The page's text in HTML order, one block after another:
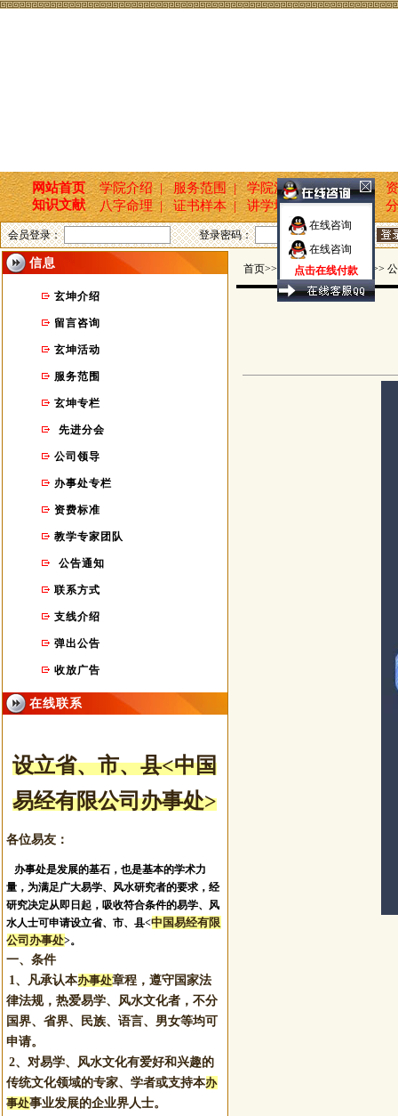
在线咨询
在线咨询
点击在线付款
网站首页 学院介绍 | 服务范围 | 学院活动 | 新闻报道 |
知识文献
八字命理 | 证书样本 | 讲学培训 | 国学文化 |
会员登录： 登录密码：
信息
玄坤介绍
留言咨询
玄坤活动
服务范围
玄坤专栏
先进分会
公司领导
办事处专栏
资费标准
教学专家团队
公告通知
联系方式
支线介绍
弹出公告
收放广告
在线联系
设立省、市、县<中国
易经有限公司办事处>
各位易友：
办事处是发展的基石，也是基本的学术力
量，为满足广大易学、风水研究者的要求，经
研究决定从即日起，吸收符合条件的易学、风
水人士可申请设立省、市、县<中国易经有限
公司办事处>。
一、条件
1、凡承认本办事处章程，遵守国家法
律法规，热爱易学、风水文化者，不分
国界、省界、民族、语言、男女等均可
申请。
2、对易学、风水文化有爱好和兴趣的
传统文化领域的专家、学者或支持本办
事处事业发展的企业界人士。
首页>>玄坤命名轩 >> 信息 >>